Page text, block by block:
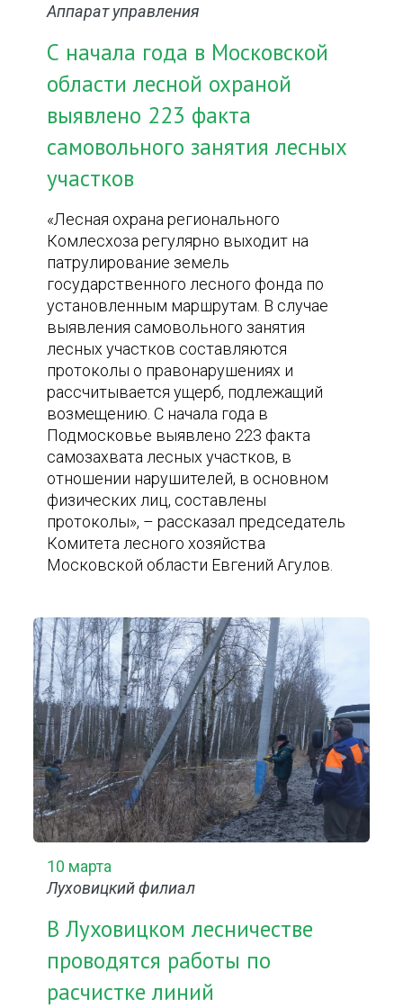
Аппарат управления
С начала года в Московской
области лесной охраной
выявлено 223 факта
самовольного занятия лесных
участков
«Лесная охрана регионального
Комлесхоза регулярно выходит на
патрулирование земель
государственного лесного фонда по
установленным маршрутам. В случае
выявления самовольного занятия
лесных участков составляются
протоколы о правонарушениях и
рассчитывается ущерб, подлежащий
возмещению. С начала года в
Подмосковье выявлено 223 факта
самозахвата лесных участков, в
отношении нарушителей, в основном
физических лиц, составлены
протоколы», – рассказал председатель
Комитета лесного хозяйства
Московской области Евгений Агулов.
10 марта
Луховицкий филиал
В Луховицком лесничестве
проводятся работы по
расчистке линий